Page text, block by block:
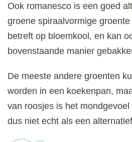
Ook romanesco is een goed
groene spiraalvormige
betreft op bloemkool, en kan
bovenstaande manier
De meeste andere groenten
worden in een koekenpan,
van roosjes is het
dus niet echt als een